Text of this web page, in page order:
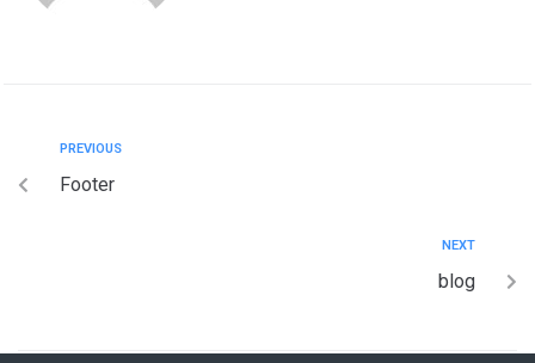
PREVIOUS
Footer
NEXT
blog